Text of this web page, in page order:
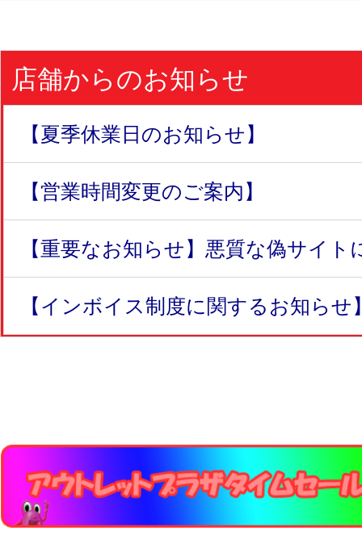
店舗からのお知らせ
【夏季休業日のお知らせ】
【営業時間変更のご案内】
【重要なお知らせ】悪質な偽サイト
【インボイス制度に関するお知らせ